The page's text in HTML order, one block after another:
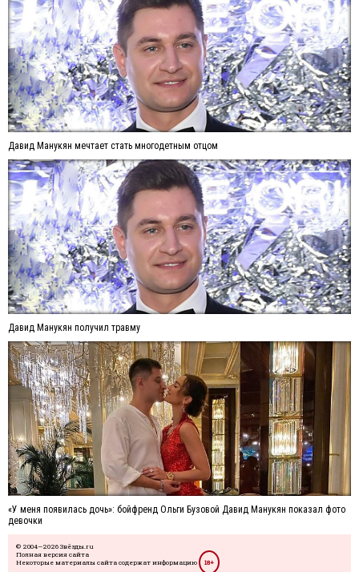
Давид Манукян мечтает стать многодетным отцом
Давид Манукян получил травму
«У меня появилась дочь»: бойфренд Ольги Бузовой Давид Манукян показал фото
девочки
© 2004—2026 Звёзды.ru
Полная версия сайта
Некоторые материалы сайта содержат информацию
18+